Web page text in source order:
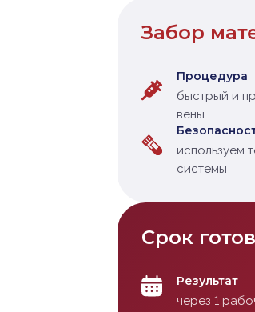
Забор
Процедура
быстрый и
вены
используем
системы
Срок
Результат
через 1